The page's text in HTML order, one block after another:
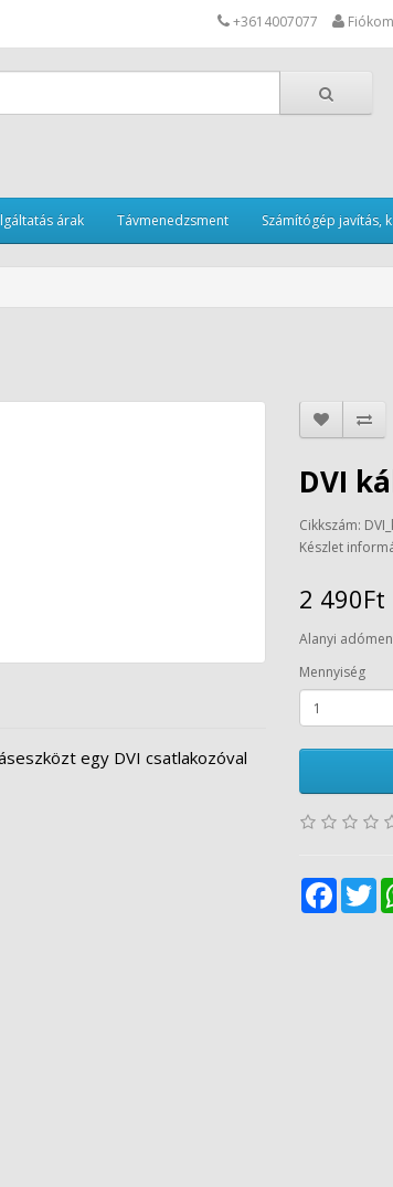
+3614007077 Fiókom
árak Távmenedzsment Számítógép javítás,
egy DVI csatlakozóval
DVI
Cikkszám:
Készlet
2 490Ft
Alanyi
Mennyiség